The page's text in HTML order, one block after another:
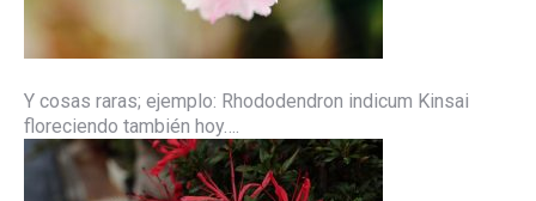
Y cosas raras; ejemplo: Rhododendron indicum Kinsai
floreciendo también hoy….